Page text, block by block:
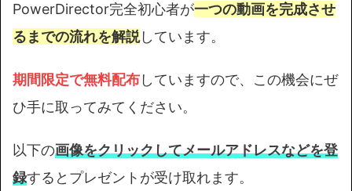
PowerDirector完全初心者が一つの動画を完成させ
るまでの流れを解説しています。
期間限定で無料配布していますので、この機会にぜ
ひ手に取ってみてください。
以下の画像をクリックしてメールアドレスなどを登
録するとプレゼントが受け取れます。